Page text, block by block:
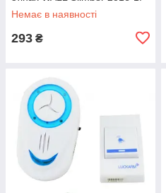
Колір фіолетовий EP-16
Немає в наявності
293 ₴